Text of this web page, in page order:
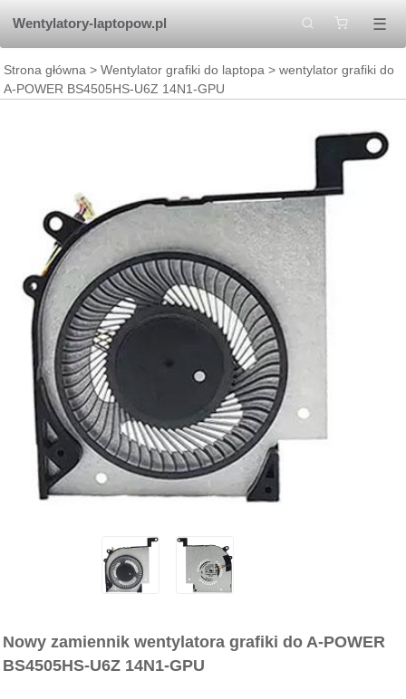
Wentylatory-laptopow.pl ☰
Strona główna >Wentylator grafiki do laptopa > wentylator grafiki do
A-POWER BS4505HS-U6Z 14N1-GPU
Nowy zamiennik wentylatora grafiki do A-POWER
BS4505HS-U6Z 14N1-GPU